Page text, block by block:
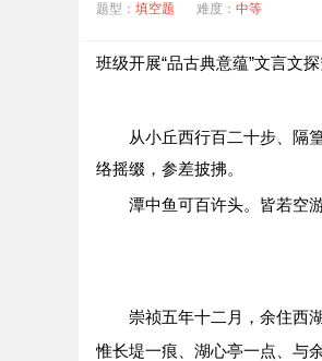
题型： 填空题 难度： 中等
班级开展“品古典意蕴”文言文
从小丘西行百二十步、隔
络摇缀，参差披拂。
潭中鱼可百许头。皆若空
崇祯五年十二月，余住西
惟长堤一痕、湖心亭一点、与